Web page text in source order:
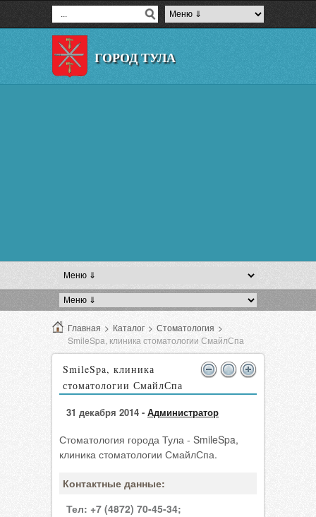
ГОРОД ТУЛА
Главная > Каталог > Стоматология >
SmileSpa, клиника стоматологии СмайлСпа
SmileSpa, клиника
стоматологии СмайлСпа
31 декабря 2014 - Администратор
Стоматология города Тула - SmileSpa,
клиника стоматологии СмайлСпа.
Контактные данные:
Тел: +7 (4872) 70-45-34;